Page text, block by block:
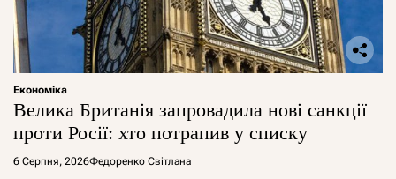
Економіка
Велика Британія запровадила нові санкції
проти Росії: хто потрапив у списку
6 Серпня, 2026Федоренко Світлана